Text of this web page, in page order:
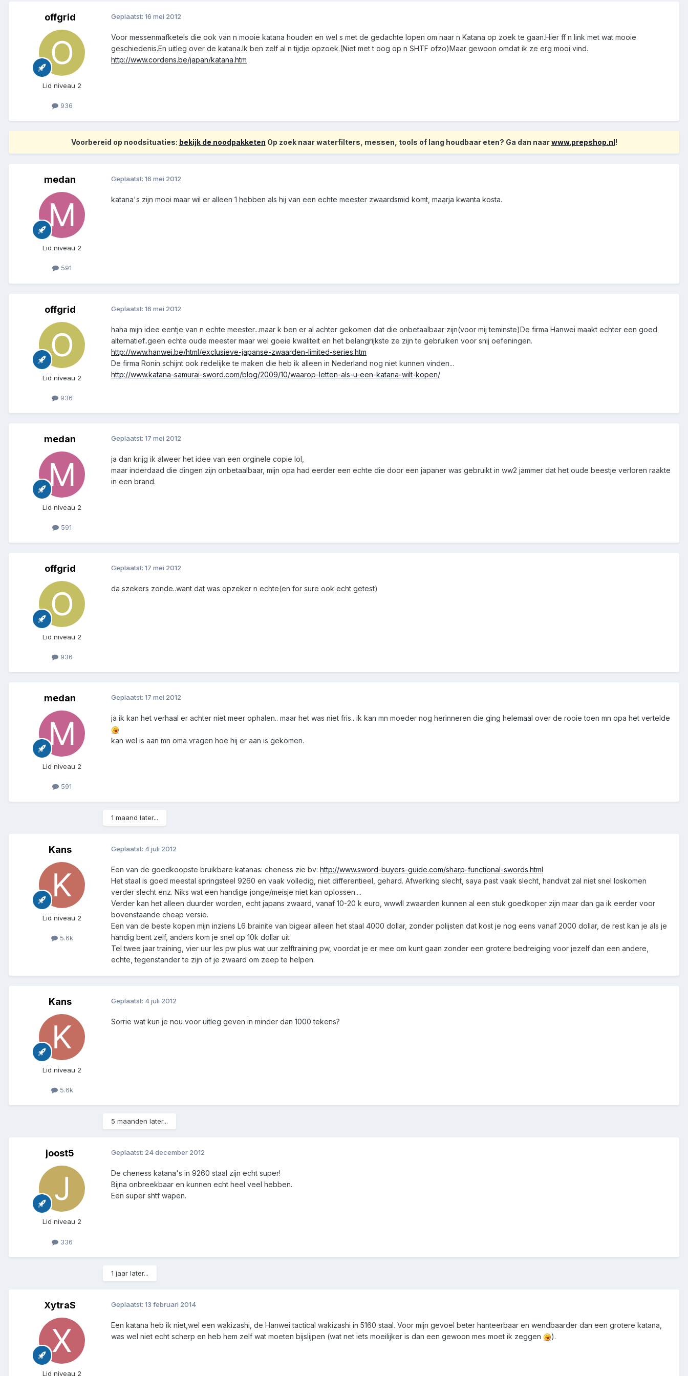
offgrid
Lid niveau 2
936
Geplaatst: 16 mei 2012
Voor messenmafketels die ook van n mooie katana houden en wel s met de gedachte lopen om naar n Katana op zoek te gaan.Hier ff n link met wat mooie
geschiedenis.En uitleg over de katana.Ik ben zelf al n tijdje opzoek.(Niet met t oog op n SHTF ofzo)Maar gewoon omdat ik ze erg mooi vind.
http://www.cordens.be/japan/katana.htm
Voorbereid op noodsituaties: bekijk de noodpakketen Op zoek naar waterfilters, messen, tools of lang houdbaar eten? Ga dan naarwww.prepshop.nl!
medan
Lid niveau 2
591
Geplaatst: 16 mei 2012
katana's zijn mooi maar wil er alleen 1 hebben als hij van een echte meester zwaardsmid komt, maarja kwanta kosta.
offgrid
Lid niveau 2
936
Geplaatst: 16 mei 2012
haha mijn idee eentje van n echte meester...maar k ben er al achter gekomen dat die onbetaalbaar zijn(voor mij teminste)De firma Hanwei maakt echter een goed
alternatief..geen echte oude meester maar wel goeie kwaliteit en het belangrijkste ze zijn te gebruiken voor snij oefeningen.
http://www.hanwei.be/html/exclusieve-japanse-zwaarden-limited-series.htm
De firma Ronin schijnt ook redelijke te maken die heb ik alleen in Nederland nog niet kunnen vinden...
http://www.katana-samurai-sword.com/blog/2009/10/waarop-letten-als-u-een-katana-wilt-kopen/
medan
Lid niveau 2
591
Geplaatst: 17 mei 2012
ja dan krijg ik alweer het idee van een orginele copie lol,
maar inderdaad die dingen zijn onbetaalbaar, mijn opa had eerder een echte die door een japaner was gebruikt in ww2 jammer dat het oude beestje verloren raakte
in een brand.
offgrid
Lid niveau 2
936
Geplaatst: 17 mei 2012
da szekers zonde..want dat was opzeker n echte(en for sure ook echt getest)
medan
Lid niveau 2
591
Geplaatst: 17 mei 2012
ja ik kan het verhaal er achter niet meer ophalen.. maar het was niet fris.. ik kan mn moeder nog herinneren die ging helemaal over de rooie toen mn opa het vertelde
kan wel is aan mn oma vragen hoe hij er aan is gekomen.
1 maand later...
Kans
Lid niveau 2
5.6k
Geplaatst: 4 juli 2012
Een van de goedkoopste bruikbare katanas: cheness zie bv: http://www.sword-buyers-guide.com/sharp-functional-swords.html
Het staal is goed meestal springsteel 9260 en vaak volledig, niet differentieel, gehard. Afwerking slecht, saya past vaak slecht, handvat zal niet snel loskomen
verder slecht enz. Niks wat een handige jonge/meisje niet kan oplossen....
Verder kan het alleen duurder worden, echt japans zwaard, vanaf 10-20 k euro, wwwII zwaarden kunnen al een stuk goedkoper zijn maar dan ga ik eerder voor
bovenstaande cheap versie.
Een van de beste kopen mijn inziens L6 brainite van bigear alleen het staal 4000 dollar, zonder polijsten dat kost je nog eens vanaf 2000 dollar, de rest kan je als je
handig bent zelf, anders kom je snel op 10k dollar uit.
Tel twee jaar training, vier uur les pw plus wat uur zelftraining pw, voordat je er mee om kunt gaan zonder een grotere bedreiging voor jezelf dan een andere,
echte, tegenstander te zijn of je zwaard om zeep te helpen.
Kans
Lid niveau 2
5.6k
Geplaatst: 4 juli 2012
Sorrie wat kun je nou voor uitleg geven in minder dan 1000 tekens?
5 maanden later...
joost5
Lid niveau 2
336
Geplaatst: 24 december 2012
De cheness katana's in 9260 staal zijn echt super!
Bijna onbreekbaar en kunnen echt heel veel hebben.
Een super shtf wapen.
1 jaar later...
XytraS
Lid niveau 2
Geplaatst: 13 februari 2014
Een katana heb ik niet,wel een wakizashi, de Hanwei tactical wakizashi in 5160 staal. Voor mijn gevoel beter hanteerbaar en wendbaarder dan een grotere katana,
was wel niet echt scherp en heb hem zelf wat moeten bijslijpen (wat net iets moeilijker is dan een gewoon mes moet ik zeggen
).